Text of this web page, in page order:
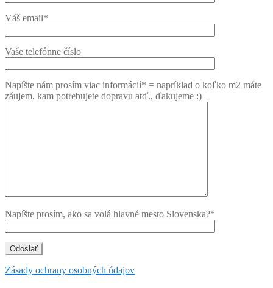
Váš email*
Vaše telefónne číslo
Napíšte nám prosím viac informácií* = napríklad o koľko m2 máte
záujem, kam potrebujete dopravu atď., ďakujeme :)
Napíšte prosím, ako sa volá hlavné mesto Slovenska?*
Zásady ochrany osobných údajov